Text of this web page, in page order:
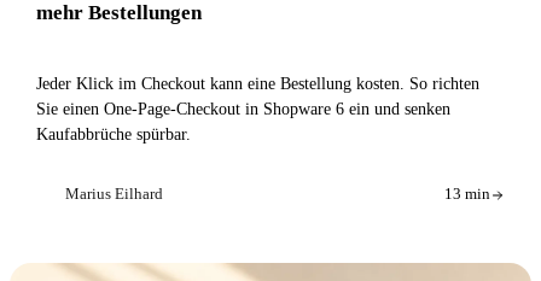
mehr Bestellungen
Jeder Klick im Checkout kann eine Bestellung kosten. So richten
Sie einen One-Page-Checkout in Shopware 6 ein und senken
Kaufabbrüche spürbar.
Marius Eilhard 13 min